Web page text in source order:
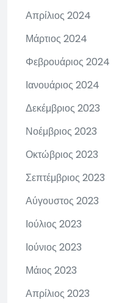
Απρίλιος 2024
Μάρτιος 2024
Φεβρουάριος 2024
Ιανουάριος 2024
Δεκέμβριος 2023
Νοέμβριος 2023
Οκτώβριος 2023
Σεπτέμβριος 2023
Αύγουστος 2023
Ιούλιος 2023
Ιούνιος 2023
Μάιος 2023
Απρίλιος 2023